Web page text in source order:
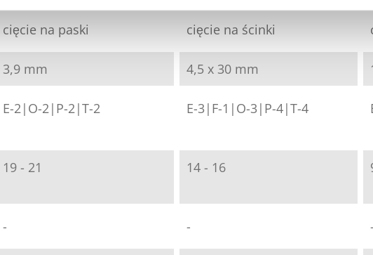
cięcie na paski cięcie na ścinki
3,9 mm 4,5 x 30 mm
E-2|O-2|P-2|T-2 E-3|F-1|O-3|P-4|T-4
19 - 21 14 - 16
- - -